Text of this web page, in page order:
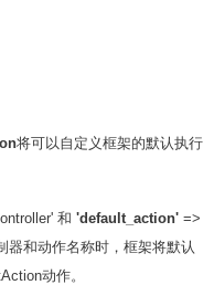
将可以自定义框架的默认执行
和 'default_action' =>
器和动作名称时，框架将默认
动作。